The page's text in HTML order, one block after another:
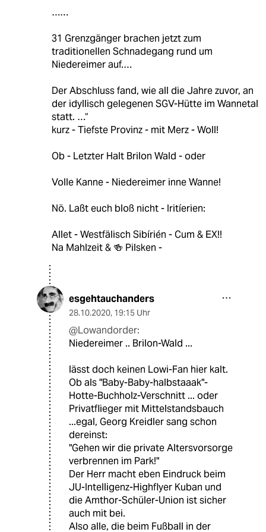
……
31 Grenzgänger brachen jetzt zum
traditionellen Schnadegang rund um
Niedereimer auf.…
Der Abschluss fand, wie all die Jahre zuvor, an
der idyllisch gelegenen SGV-Hütte im Wannetal
statt. …“
kurz - Tiefste Provinz - mit Merz - Woll!
Ob - Letzter Halt Brilon Wald - oder
Volle Kanne - Niedereimer inne Wanne!
Nö. Laßt euch bloß nicht - Iritíerien:
Allet - Westfälisch Sibírién - Cum & EX!!
Na Mahlzeit & 🍻 Pilsken -
esgehtauchanders
28.10.2020, 19:15 Uhr
@Lowandorder:
Niedereimer .. Brilon-Wald ...
lässt doch keinen Lowi-Fan hier kalt.
Ob als "Baby-Baby-halbstaaak"-
Hotte-Buchholz-Verschnitt ... oder
Privatflieger mit Mittelstandsbauch
...egal, Georg Kreidler sang schon
dereinst:
"Gehen wir die private Altersvorsorge
verbrennen im Park!"
Der Herr macht eben Eindruck beim
JU-Intelligenz-Highflyer Kuban und
die Amthor-Schüler-Union ist sicher
auch mit bei.
Also alle, die beim Fußball in der